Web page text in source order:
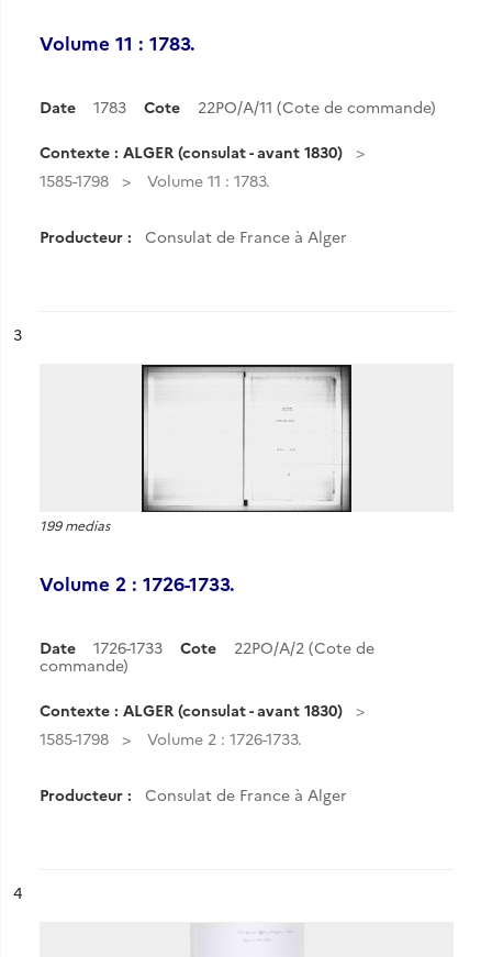
Volume 11 : 1783.
Date 1783 Cote 22PO/A/11 (Cote de commande)
Contexte : ALGER (consulat - avant 1830)
1585-1798
Volume 11 : 1783.
Producteur : Consulat de France à Alger
n°
3
199 medias
Volume 2 : 1726-1733.
Date 1726-1733 Cote
22PO/A/2 (Cote de
commande)
Contexte : ALGER (consulat - avant 1830)
1585-1798
Volume 2 : 1726-1733.
Producteur : Consulat de France à Alger
n°
4